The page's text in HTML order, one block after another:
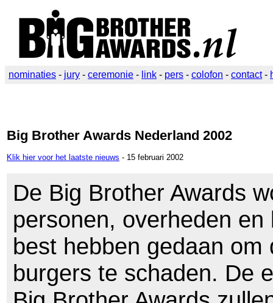
nominaties - jury - ceremonie - link - pers - colofon - contact-
Big Brother Awards Nederland 2002
Klik hier voor het laatste nieuws - 15 februari 2002
De Big Brother Awards
personen, overheden
best hebben gedaan om
burgers te schaden. De